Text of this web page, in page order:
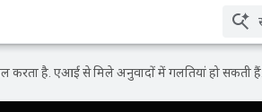
करता है. एआई से मिले अनुवादों में गलतियां हो सकती हैं.